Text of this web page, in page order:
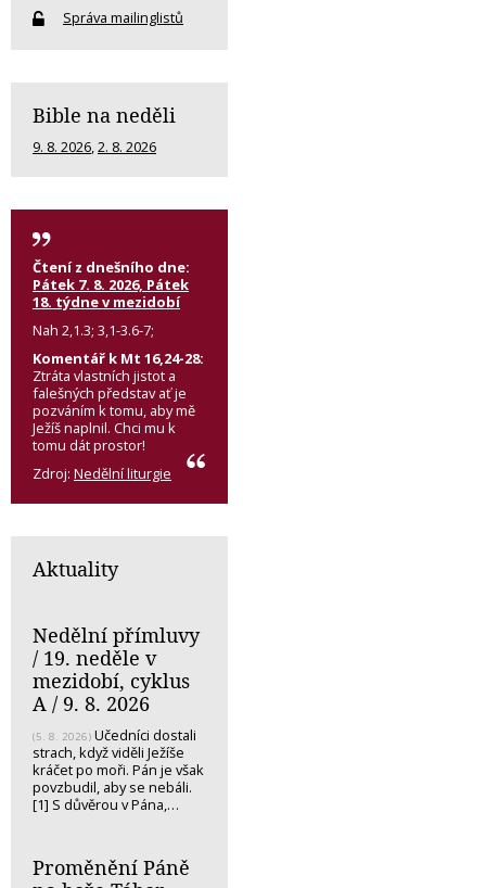
Správa mailinglistů
Bible na neděli
9. 8. 2026 2. 8. 2026
Čtení z dnešního dne:
Pátek 7. 8. 2026, Pátek
18. týdne v mezidobí
Nah 2,1.3; 3,1-3.6-7;
Komentář k Mt 16,24-28:
Ztráta vlastních jistot a
falešných představ ať je
pozváním k tomu, aby mě
Ježíš naplnil. Chci mu k
tomu dát prostor!
Zdroj: Nedělní liturgie
Aktuality
Nedělní přímluvy
/ 19. neděle v
mezidobí, cyklus
A / 9. 8. 2026
(5. 8. 2026) Učedníci dostali
strach, když viděli Ježíše
kráčet po moři. Pán je však
povzbudil, aby se nebáli.
[1] S důvěrou v Pána,…
Proměnění Páně